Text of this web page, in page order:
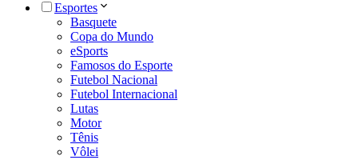
Esportes
Basquete
Copa do Mundo
eSports
Famosos do Esporte
Futebol Nacional
Futebol Internacional
Lutas
Motor
Tênis
Vôlei